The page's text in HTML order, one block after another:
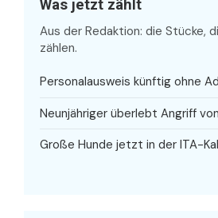
Was jetzt zählt
Aus der Redaktion: die Stücke,
zählen.
Personalausweis künftig ohne
Neunjähriger überlebt Angriff
Große Hunde jetzt in der ITA-